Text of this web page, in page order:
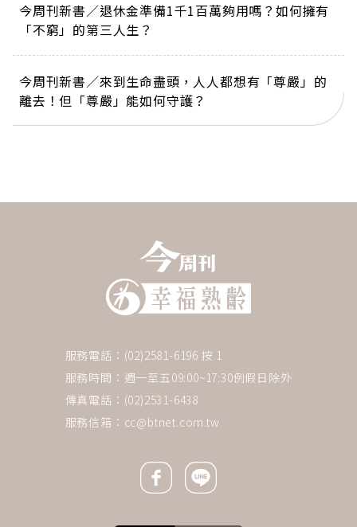
今周刊新書／退休金準備1千1百萬夠用嗎？如何擁有
「不窮」的第三人生？
今周刊新書／來到生命盡頭，人人都想有「尊嚴」的
離去！但「尊嚴」能如何守護？
服務電話：(02)2581-6196 按 1
服務時間：週一至五09:00~17:30例假日除外
傳真電話：(02)2531-6438
服務信箱： cc@btnet.com.tw
Facebook icon
Line icon